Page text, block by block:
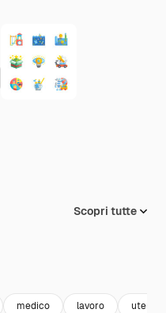
Scopri tutte
medico lavoro utente